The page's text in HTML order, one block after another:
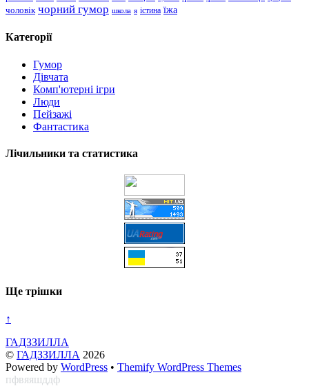
чоловік чорний гумор школа я істина їжа
Категорії
Гумор
Дівчата
Комп'ютерні ігри
Люди
Пейзажі
Фантастика
Лічильники та статистика
Ще трішки
↑
ГАДЗЗИЛЛА
© ГАДЗЗИЛЛА 2026
Powered by WordPress • Themify WordPress Themes
пфвяяшддф